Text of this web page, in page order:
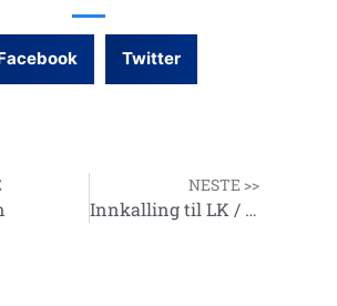
Twitter
NESTE >>
Innkalling til LK / GF 2021